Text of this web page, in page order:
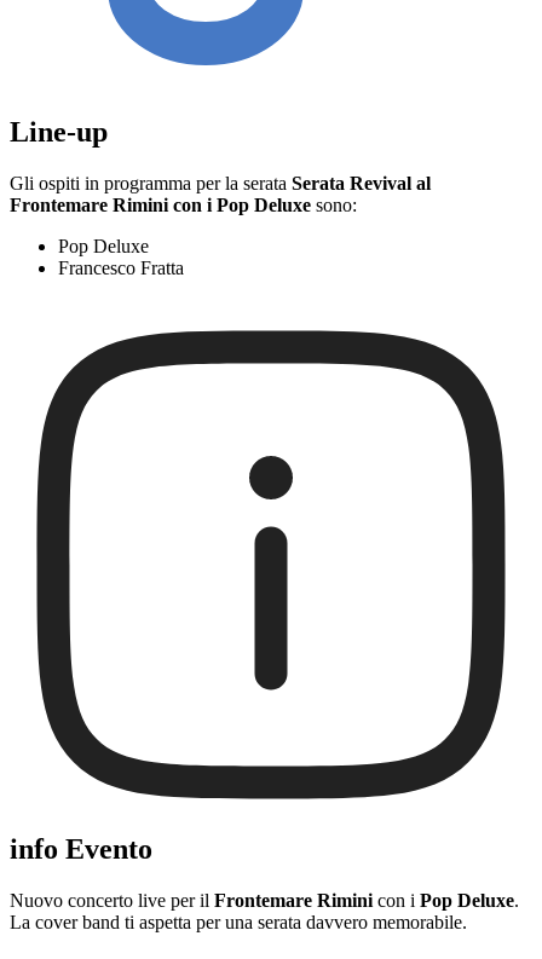
Line-up
Gli ospiti in programma per la serata Serata Revival al
Frontemare Rimini con i Pop Deluxe sono:
Pop Deluxe
Francesco Fratta
info Evento
Nuovo concerto live per il Frontemare Rimini con i Pop Deluxe.
La cover band ti aspetta per una serata davvero memorabile.